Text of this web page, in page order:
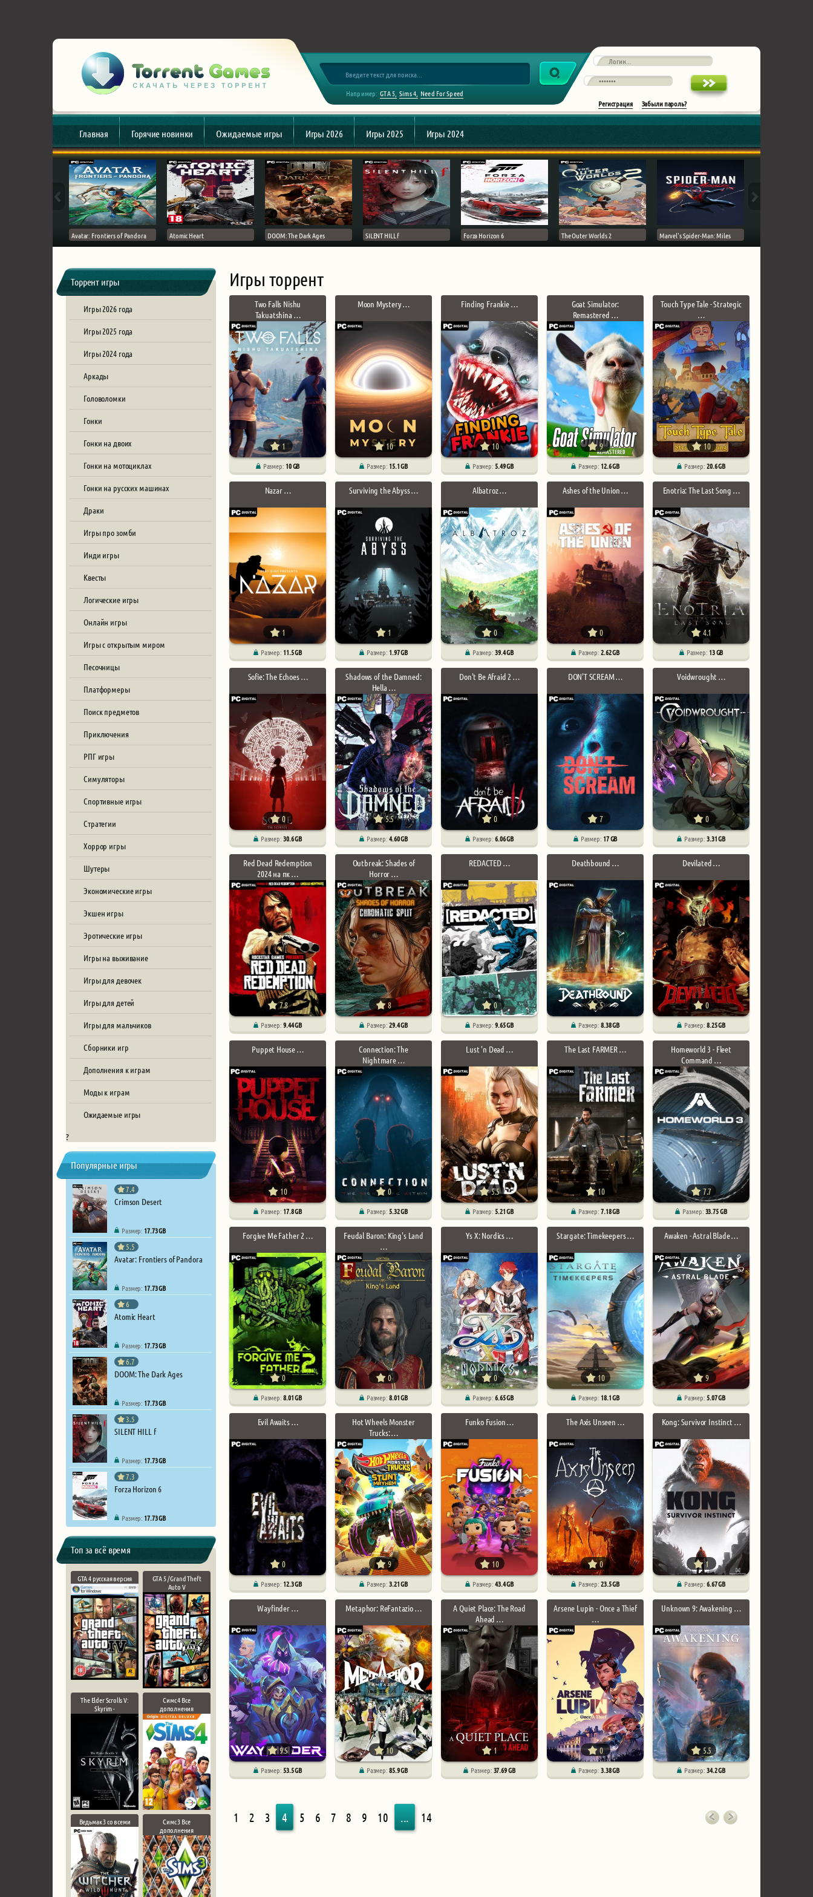
Например: GTA 5 Sims 4 Need For Speed
Регистрация
Забыли пароль?
Главная Горячие новинки Ожидаемые игры Игры 2026 Игры 2025 Игры 2024
Avatar: Frontiers of Pandora Atomic Heart DOOM: The Dark Ages SILENT HILL f Forza Horizon 6 The Outer Worlds 2 Marvel's Spider-Man: Miles
Торрент игры
Игры 2026 года
Игры 2025 года
Игры 2024 года
Аркады
Головоломки
Гонки
Гонки на двоих
Гонки на мотоциклах
Гонки на русских машинах
Драки
Игры про зомби
Инди игры
Квесты
Логические игры
Онлайн игры
Игры с открытым миром
Песочницы
Платформеры
Поиск предметов
Приключения
РПГ игры
Симуляторы
Спортивные игры
Стратегии
Хоррор игры
Шутеры
Экономические игры
Экшен игры
Эротические игры
Игры на выживание
Игры для девочек
Игры для детей
Игры для мальчиков
Сборники игр
Дополнения к играм
Моды к играм
Ожидаемые игры
?
Популярные игры
7.4
Crimson Desert
Размер: 17.73 GB
5.5
Avatar: Frontiers of Pandora
Размер: 17.73 GB
6
Atomic Heart
Размер: 17.73 GB
6.7
DOOM: The Dark Ages
Размер: 17.73 GB
3.5
SILENT HILL f
Размер: 17.73 GB
7.3
Forza Horizon 6
Размер: 17.73 GB
Топ за всё время
GTA 4 русская версия
GTA 5 / Grand Theft
Auto V
The Elder Scrolls V:
Skyrim -
Симс 4 Все
дополнения
Ведьмак 3 со всеми
Симс 3 Все
дополнения
Игры торрент
Two Falls Nishu
Takuatshina …
1
Размер: 10 GB
Moon Mystery …
10
Размер: 15.1 GB
Finding Frankie …
10
Размер:5.49 GB
Goat Simulator:
Remastered …
9
Размер: 12.6 GB
Touch Type Tale - Strategic
…
10
Размер:20.6 GB
Nazar …
1
Размер: 11.5 GB
Surviving the Abyss …
1
Размер: 1.97 GB
Albatroz …
0
Размер:39.4 GB
Ashes of the Union …
0
Размер:2.62 GB
Enotria: The Last Song …
4.1
Размер: 13 GB
Sofie: The Echoes …
0
Размер:30.6 GB
Shadows of the Damned:
Hella …
5.5
Размер:4.60 GB
Don't Be Afraid 2 …
0
Размер:6.06 GB
DON'T SCREAM …
7
Размер: 17 GB
Voidwrought …
0
Размер:3.31 GB
Red Dead Redemption
2024 на пк …
7.8
Размер:9.44 GB
Outbreak: Shades of
Horror …
8
Размер:29.4 GB
REDACTED …
0
Размер:9.65 GB
Deathbound …
5
Размер:8.38 GB
Devilated …
0
Размер:8.25 GB
Puppet House …
10
Размер: 17.8 GB
Connection: The
Nightmare …
0
Размер:5.32 GB
Lust 'n Dead …
5.5
Размер:5.21 GB
The Last FARMER …
10
Размер:7.18 GB
Homeworld 3 - Fleet
Command …
7.7
Размер:33.75 GB
Forgive Me Father 2 …
0
Размер:8.01 GB
Feudal Baron: King's Land
…
0
Размер:8.01 GB
Ys X: Nordics …
0
Размер:6.65 GB
Stargate: Timekeepers …
10
Размер: 18.1 GB
Awaken - Astral Blade …
9
Размер:5.07 GB
Evil Awaits …
0
Размер: 12.3 GB
Hot Wheels Monster
Trucks: …
9
Размер:3.21 GB
Funko Fusion …
10
Размер:43.4 GB
The Axis Unseen …
0
Размер:23.5 GB
Kong: Survivor Instinct …
1
Размер:6.67 GB
Wayfinder …
9.5
Размер:53.5 GB
Metaphor: ReFantazio …
10
Размер:85.9 GB
A Quiet Place: The Road
Ahead …
1
Размер:37.69 GB
Arsene Lupin - Once a Thief
…
0
Размер:3.38 GB
Unknown 9: Awakening …
5.5
Размер:34.2 GB
1 2 3 4 5 6 7 8 9 10 ... 14